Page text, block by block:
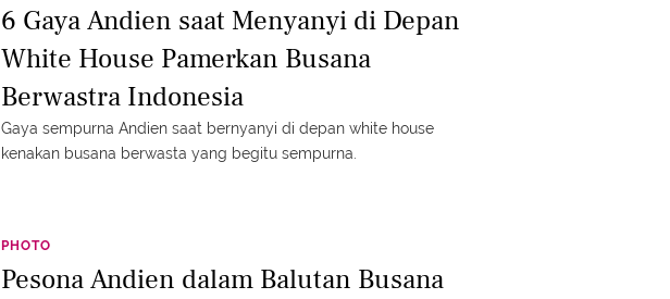
6 Gaya Andien saat Menyanyi di Depan
White House Pamerkan Busana
Berwastra Indonesia
Gaya sempurna Andien saat bernyanyi di depan white house
kenakan busana berwasta yang begitu sempurna.
PHOTO
Pesona Andien dalam Balutan Busana